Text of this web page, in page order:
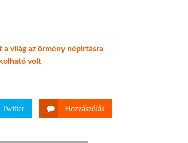
világ az örmény népirtásra
volt
Twitter Hozzászólás